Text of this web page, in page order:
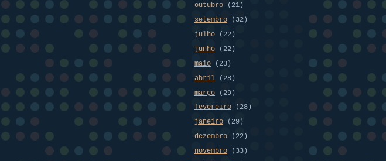
outubro (21)
setembro (32)
julho (22)
junho (22)
maio (23)
abril (28)
março (29)
fevereiro (28)
janeiro (29)
dezembro (22)
novembro (33)